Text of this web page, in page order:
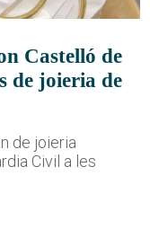
Castelló de
de joieria de
de joieria
Civil a les